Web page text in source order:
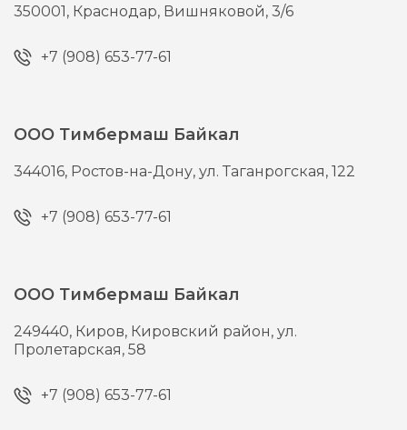
350001, Краснодар, Вишняковой, 3/6
+7 (908) 653-77-61
ООО Тимбермаш Байкал
344016, Ростов-на-Дону,ул. Таганрогская, 122
+7 (908) 653-77-61
ООО Тимбермаш Байкал
249440, Киров, Кировский район, ул.
Пролетарская, 58
+7 (908) 653-77-61